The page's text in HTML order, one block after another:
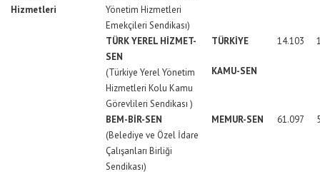
Hizmetleri
Yönetim Hizmetleri
Emekçileri Sendikası)
TÜRK YEREL HİZMET-
SEN
TÜRKİYE
KAMU-SEN
14.103
(Türkiye Yerel Yönetim
Hizmetleri Kolu Kamu
Görevlileri Sendikası )
BEM-BİR-SEN
MEMUR-SEN 61.097
(Belediye ve Özel İdare
Çalışanları Birliği
Sendikası)